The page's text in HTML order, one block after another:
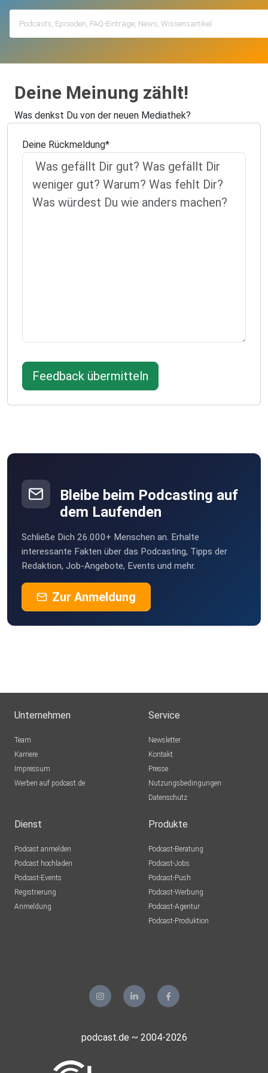
Deine Meinung zählt!
Was denkst Du von der neuen Mediathek?
Deine Rückmeldung*
Feedback übermitteln
Bleibe beim Podcasting auf
dem Laufenden
Schließe Dich 26.000+ Menschen an. Erhalte
interessante Fakten über das Podcasting, Tipps der
Redaktion, Job-Angebote, Events und mehr.
Zur Anmeldung
Unternehmen
Team
Karriere
Impressum
Werben auf podcast.de
Service
Newsletter
Kontakt
Presse
Nutzungsbedingungen
Datenschutz
Dienst
Podcast anmelden
Podcast hochladen
Podcast-Events
Registrierung
Anmeldung
Produkte
Podcast-Beratung
Podcast-Jobs
Podcast-Push
Podcast-Werbung
Podcast-Agentur
Podcast-Produktion
podcast.de ~ 2004-2026